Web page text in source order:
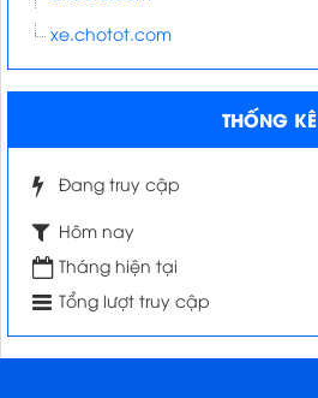
xe.chotot.com
THỐNG KÊ
Đang truy cập
Hôm nay
Tháng hiện tại
Tổng lượt truy cập